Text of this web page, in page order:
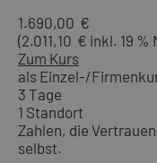
1.690,00 €
(2.011,10 € inkl. 19 %
Zum Kurs
als Einzel-/
3 Tage
1 Standort
Zahlen, die
selbst.